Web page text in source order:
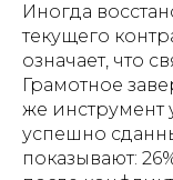
Иногда
текущего
означает, что
Грамотное
же инструмент
успешно
показывают: